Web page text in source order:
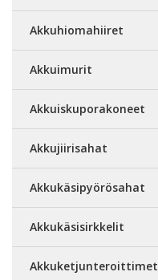
Akkuhiomahiiret
Akkuimurit
Akkuiskuporakoneet
Akkujiirisahat
Akkukäsipyörösahat
Akkukäsisirkkelit
Akkuketjunteroittimet